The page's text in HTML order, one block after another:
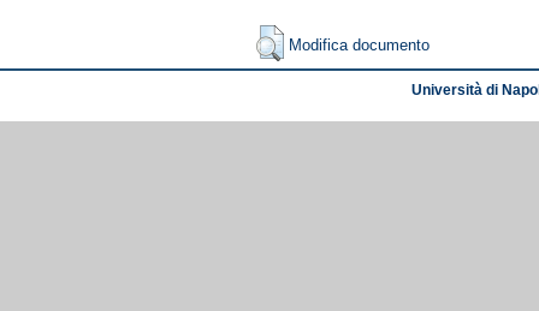
Modifica documento
Università di